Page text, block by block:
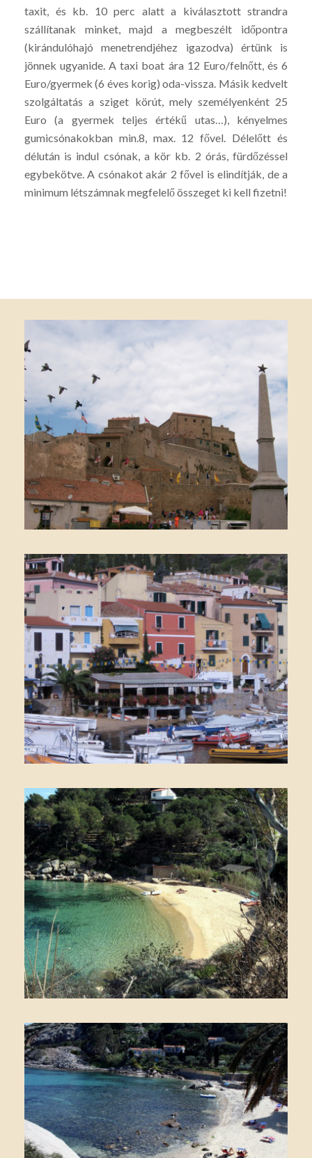
taxit, és kb. 10 perc alatt a kiválasztott strandra
szállítanak minket, majd a megbeszélt időpontra
(kirándulóhajó menetrendjéhez igazodva) értünk is
jönnek ugyanide. A taxi boat ára 12 Euro/felnőtt, és 6
Euro/gyermek (6 éves korig) oda-vissza. Másik kedvelt
szolgáltatás a sziget körút, mely személyenként 25
Euro (a gyermek teljes értékű utas…), kényelmes
gumicsónakokban min.8, max. 12 fővel. Délelőtt és
délután is indul csónak, a kör kb. 2 órás, fürdőzéssel
egybekötve. A csónakot akár 2 fővel is elindítják, de a
minimum létszámnak megfelelő összeget ki kell fizetni!